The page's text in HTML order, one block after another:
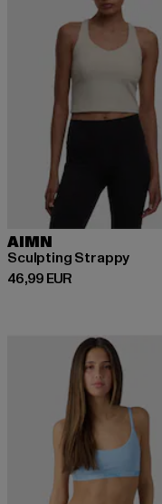
AIMN
Sculpting Strappy
46,99 EUR
Derzeitiger Preis: 46,99